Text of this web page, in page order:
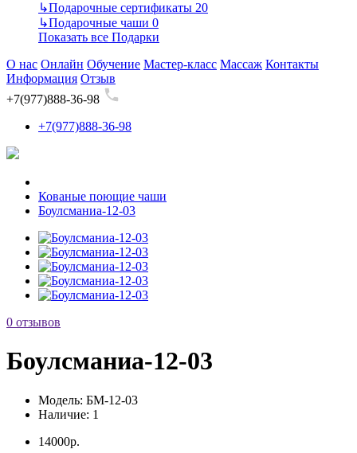
↳Подарочные сертификаты 20
↳Подарочные чаши 0
Показать все Подарки
О нас Онлайн Обучение Мастер-класс Массаж Контакты
Информация Отзыв
+7(977)888-36-98
+7(977)888-36-98
Кованые поющие чаши
Боулсманиа-12-03
0 отзывов
Боулсманиа-12-03
Модель: БМ-12-03
Наличие: 1
14000р.